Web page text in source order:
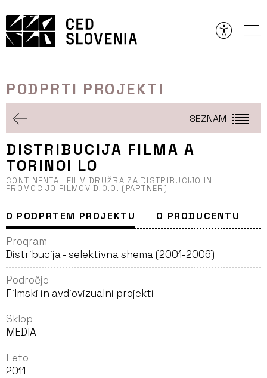
to
vsebine
PODPRTI PROJEKTI
SEZNAM
DISTRIBUCIJA FILMA A
TORINOI LO
CONTINENTAL FILM DRUŽBA ZA DISTRIBUCIJO IN
PROMOCIJO FILMOV D.O.O. (PARTNER)
O PODPRTEM PROJEKTU O PRODUCENTU
Program
Distribucija - selektivna shema (2001-2006)
Področje
Filmski in avdiovizualni projekti
Sklop
MEDIA
Leto
2011